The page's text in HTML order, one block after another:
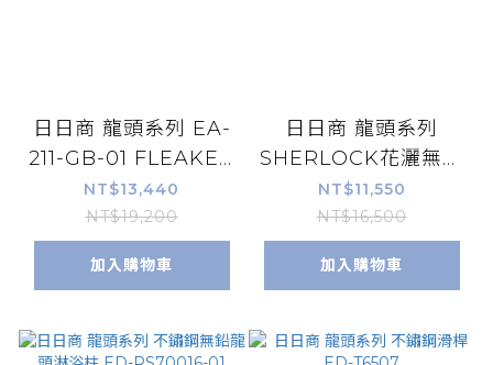
日日商 龍頭系列 EA-
211-GB-01 FLEAKER
無鉛伸縮龍頭-黑
NT$13,440
NT$19,200
加入購物車
日日商 龍頭系列
SHERLOCK花灑無鉛
伸縮龍頭 EA-072-N
NT$11,550
NT$16,500
加入購物車